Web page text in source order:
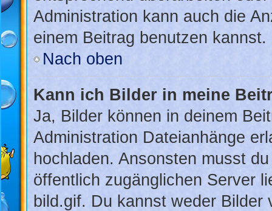
Administration kann auch die
einem Beitrag benutzen kannst.
Nach oben
Kann ich Bilder in meine
Ja, Bilder können in deinem
Administration Dateianhänge
hochladen. Ansonsten musst
öffentlich zugänglichen Server
bild.gif. Du kannst weder